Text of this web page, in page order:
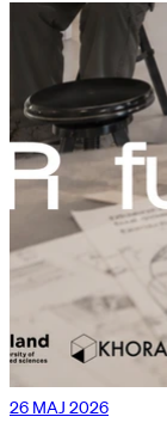
26 MAJ 2026